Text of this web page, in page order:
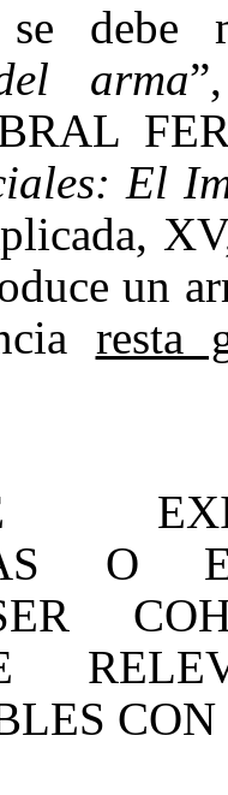
se debe
arma
El
,
un
resta
O